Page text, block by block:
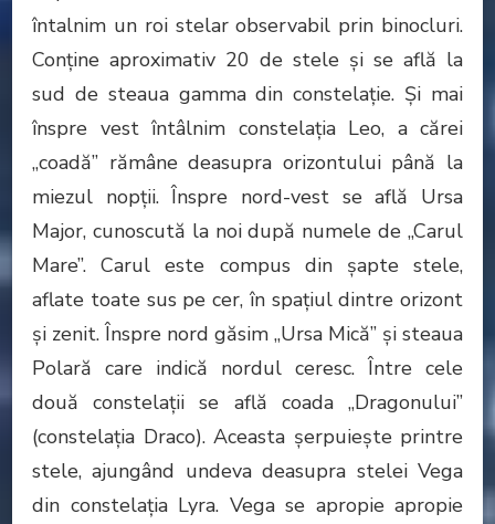
întalnim un roi stelar observabil prin binocluri.
Conține aproximativ 20 de stele și se află la
sud de steaua gamma din constelație. Și mai
înspre vest întâlnim constelaţia Leo, a cărei
„coadă” rămâne deasupra orizontului până la
miezul nopții. Înspre nord-vest se află Ursa
Major, cunoscută la noi după numele de „Carul
Mare”. Carul este compus din șapte stele,
aflate toate sus pe cer, în spațiul dintre orizont
și zenit. Înspre nord găsim „Ursa Mică” și steaua
Polară care indică nordul ceresc. Între cele
două constelații se află coada „Dragonului”
(constelația Draco). Aceasta șerpuiește printre
stele, ajungând undeva deasupra stelei Vega
din constelația Lyra. Vega se apropie apropie